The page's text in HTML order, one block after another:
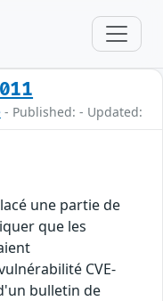
- Published: - Updated:
une partie de
que les
CVE-
bulletin de